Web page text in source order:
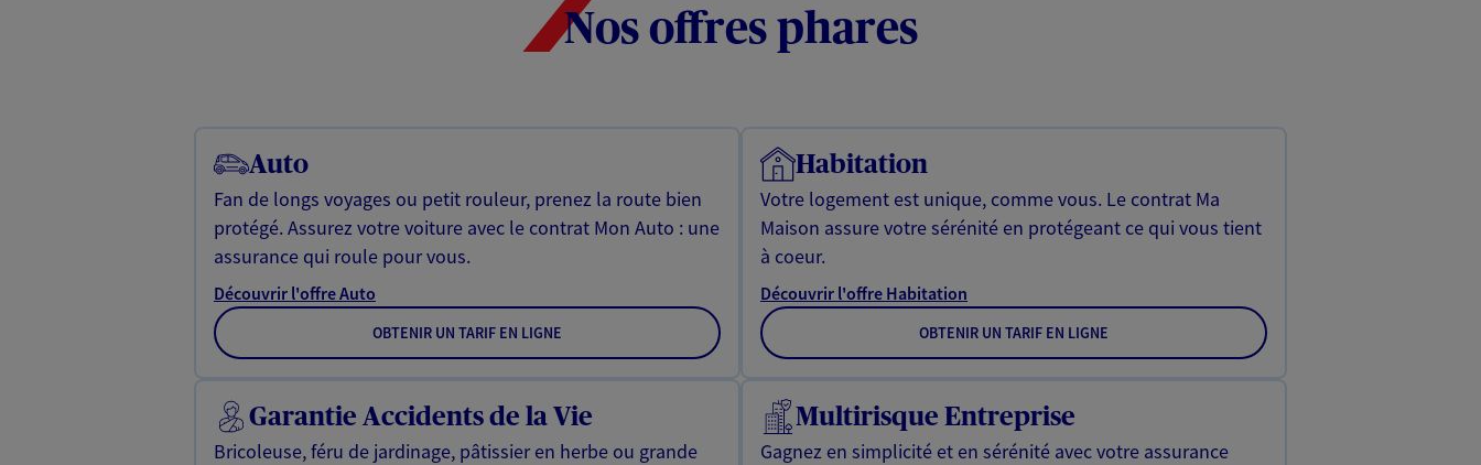
Nos offres phares
Auto
Fan de longs voyages ou petit rouleur, prenez la route bien
protégé. Assurez votre voiture avec le contrat Mon Auto : une
assurance qui roule pour vous.
Découvrir l'offre Auto
OBTENIR UN TARIF EN LIGNE
Habitation
Votre logement est unique, comme vous. Le contrat Ma
Maison assure votre sérénité en protégeant ce qui vous tient
à coeur.
Découvrir l'offre Habitation
OBTENIR UN TARIF EN LIGNE
Garantie Accidents de la Vie
Bricoleuse, féru de jardinage, pâtissier en herbe ou grande
Multirisque Entreprise
Gagnez en simplicité et en sérénité avec votre assurance